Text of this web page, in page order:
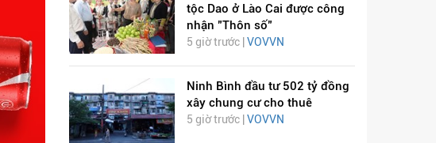
tộc Dao ở Lào Cai được công
nhận "Thôn số"
5 giờ trước | VOVVN
Ninh Bình đầu tư 502 tỷ đồng
xây chung cư cho thuê
5 giờ trước | VOVVN